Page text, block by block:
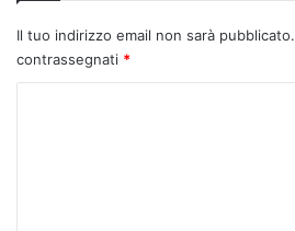
Il tuo indirizzo email non sarà pubblicato.
contrassegnati *